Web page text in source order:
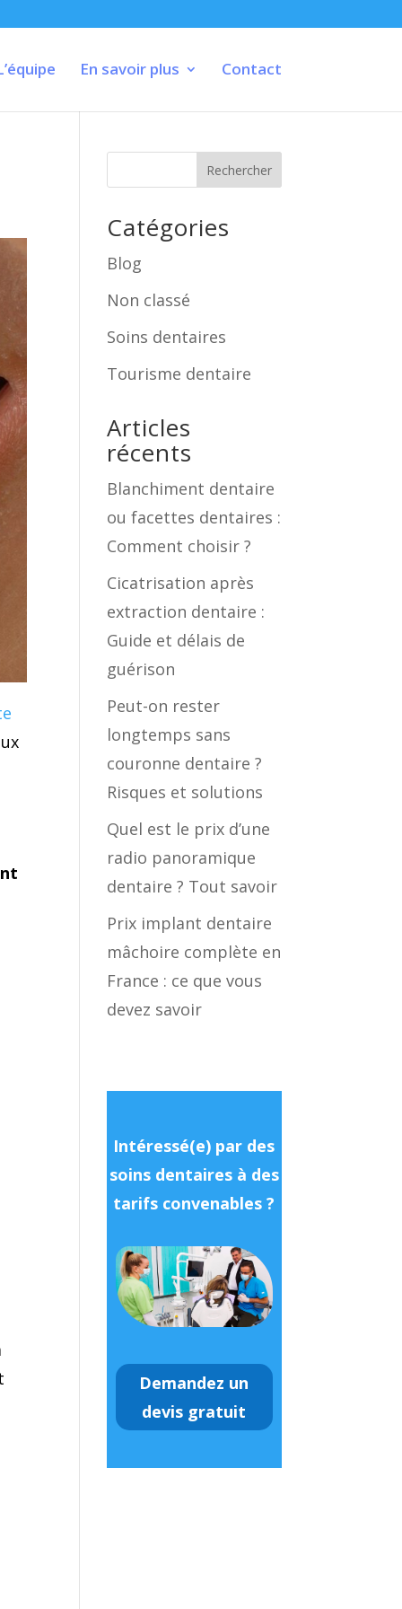
En savoir plus Contact
Rechercher
Catégories
Blog
Non classé
Soins dentaires
Tourisme dentaire
Articles
récents
Blanchiment dentaire
ou facettes dentaires :
Comment choisir ?
Cicatrisation après
extraction dentaire :
Guide et délais de
guérison
Peut-on rester
longtemps sans
couronne dentaire ?
Risques et solutions
Quel est le prix d’une
radio panoramique
dentaire ? Tout savoir
Prix implant dentaire
mâchoire complète en
France : ce que vous
devez savoir
Intéressé(e) par des
soins dentaires à des
tarifs convenables ?
Demandez un
devis gratuit